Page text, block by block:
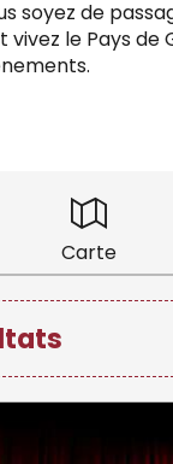
soyez de
vivez le Pays de
Carte